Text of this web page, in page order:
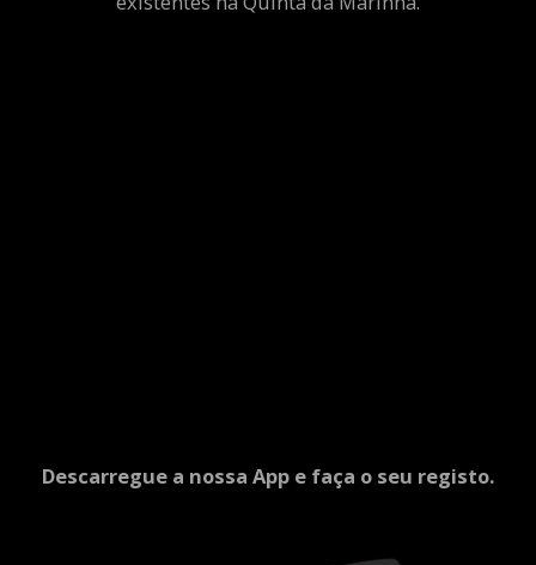
Descarregue a nossa App e faça o seu registo.